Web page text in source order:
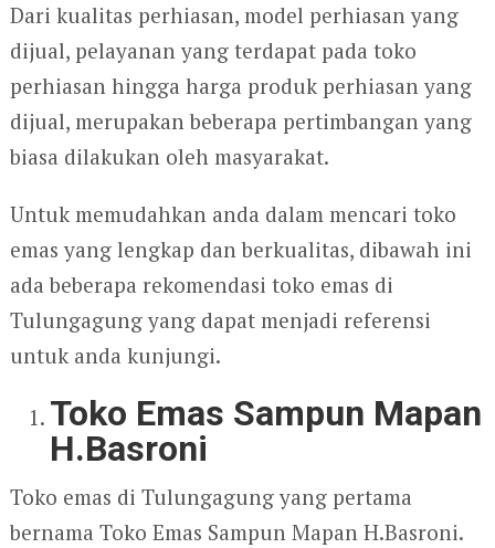
Dari kualitas perhiasan, model perhiasan yang
dijual, pelayanan yang terdapat pada toko
perhiasan hingga harga produk perhiasan yang
dijual, merupakan beberapa pertimbangan yang
biasa dilakukan oleh masyarakat.
Untuk memudahkan anda dalam mencari toko
emas yang lengkap dan berkualitas, dibawah ini
ada beberapa rekomendasi toko emas di
Tulungagung yang dapat menjadi referensi
untuk anda kunjungi.
Toko Emas Sampun Mapan
H.Basroni
Toko emas di Tulungagung yang pertama
bernama Toko Emas Sampun Mapan H.Basroni.